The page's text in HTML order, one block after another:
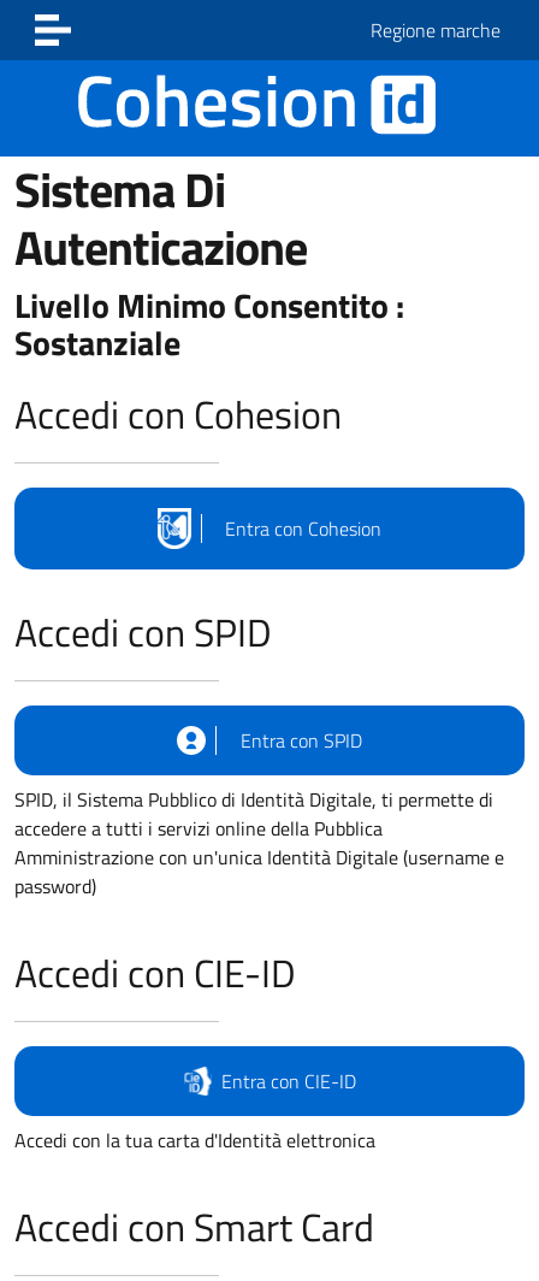
Vai ai contenuti
Vai al footer
Regione marche
Sistema Di
Autenticazione
Livello Minimo Consentito :
Sostanziale
Accedi con Cohesion
Entra con Cohesion
Accedi con SPID
Entra con SPID
SPID, il Sistema Pubblico di Identità Digitale, ti permette di
accedere a tutti i servizi online della Pubblica
Amministrazione con un'unica Identità Digitale (username e
password)
Accedi con CIE-ID
Entra con CIE-ID
Accedi con la tua carta d'Identità elettronica
Accedi con Smart Card